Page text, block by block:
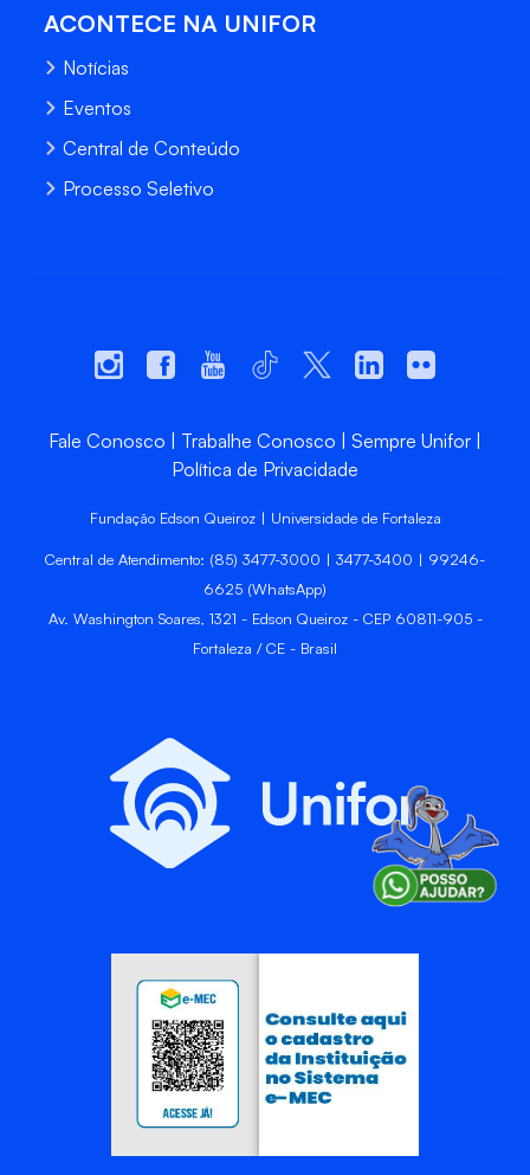
ACONTECE NA UNIFOR
Notícias
Eventos
Central de Conteúdo
Processo Seletivo
Fale Conosco Trabalhe Conosco
Sempre Unifor
Política de Privacidade
Fundação Edson Queiroz | Universidade de Fortaleza
Central de Atendimento: (85) 3477-3000 | 3477-3400 | 99246-
6625 (WhatsApp)
Av. Washington Soares, 1321 - Edson Queiroz - CEP 60811-905 -
Fortaleza / CE - Brasil